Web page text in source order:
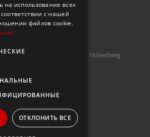
Str. 13 95691 Hohenberg
на использование всех
с нашей
файлов cookie.
ОТКЛОНИТЬ ВСЕ